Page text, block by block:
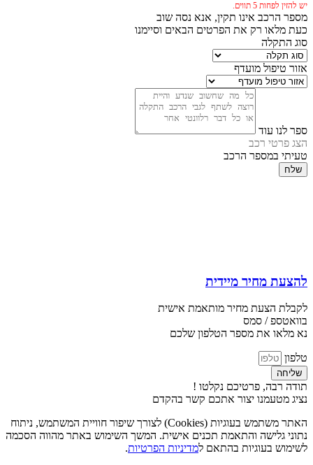
יש להזין לפחות 5 תווים.
מספר הרכב אינו תקין, אנא נסה שוב
כעת מלאו רק את הפרטים הבאים וסיימנו
סוג התקלה
אזור טיפול מועדף
ספר לנו עוד
הצג פרטי רכב
טעיתי במספר הרכב
שלח
להצעת מחיר מיידית
לקבלת הצעת מחיר מותאמת אישית
בוואטספ / סמס
נא מלאו את מספר הטלפון שלכם
טלפון
שליחה
תודה רבה, פרטיכם נקלטו !
נציג מטעמנו יצור אתכם קשר בהקדם
האתר משתמש בעוגיות (Cookies) לצורך שיפור חוויית המשתמש, ניתוח
נתוני גלישה והתאמת תכנים אישית. המשך השימוש באתר מהווה הסכמה
לשימוש בעוגיות בהתאם למדיניות הפרטיות.